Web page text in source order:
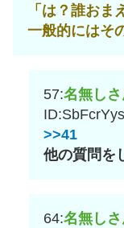
「は？誰おま
一般的にはそ
57:名無し
>>41
他の質問を
64:名無し